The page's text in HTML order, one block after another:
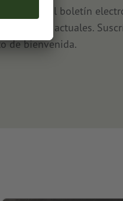
gracias al boletín
y ofertas actuales.
de bienvenida.